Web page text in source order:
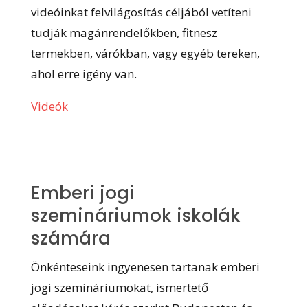
videóinkat felvilágosítás céljából vetíteni
tudják magánrendelőkben, fitnesz
termekben, várókban, vagy egyéb tereken,
ahol erre igény van.
Videók
Emberi jogi
szemináriumok iskolák
számára
Önkénteseink ingyenesen tartanak emberi
jogi szemináriumokat, ismertető